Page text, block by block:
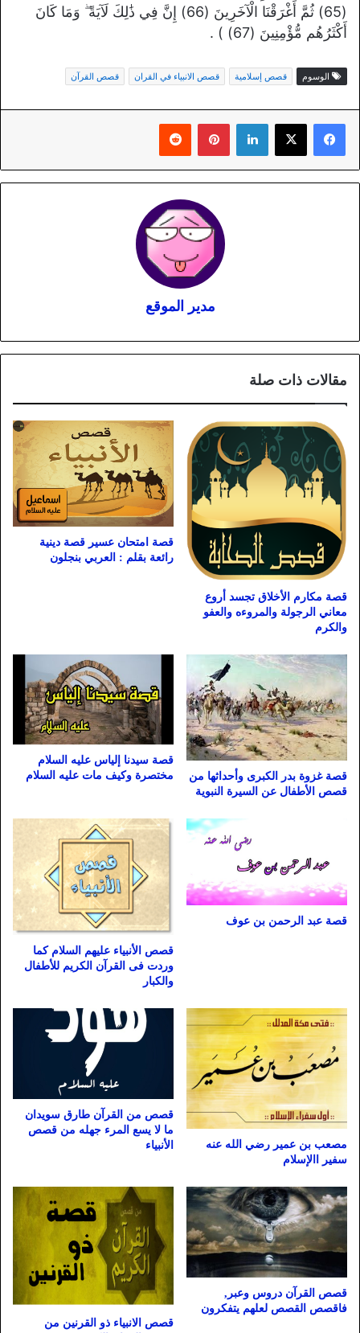
(65) ثُمَّ أَغْرَقْنَا الْآخَرِينَ (66) إِنَّ فِي ذَٰلِكَ لَآيَةً ۖ وَمَا كَانَ
أَكْثَرُهُم مُّؤْمِنِينَ (67) ) .
الوسوم قصص إسلامية قصص الانبياء في القران قصص القرآن
لينكدإن بينتيريست
مدير الموقع
مقالات ذات صلة
قصة مكارم الأخلاق تجسد أروع
معاني الرجولة والمروءه والعفو
والكرم
قصة امتحان عسير قصة دينية
رائعة بقلم : العربي بنجلون
قصة غزوة بدر الكبرى وأحداثها من
قصص الأطفال عن السيرة النبوية
قصة سيدنا إلياس عليه السلام
مختصرة وكيف مات عليه السلام
قصة عبد الرحمن بن عوف
قصص الأنبياء عليهم السلام كما
وردت فى القرآن الكريم للأطفال
والكبار
مصعب بن عمير رضي الله عنه
سفير االإسلام
قصص من القرآن طارق سويدان
ما لا يسع المرء جهله من قصص
الأنبياء
قصص القرآن دروس وعبر,
فاقصص القصص لعلهم يتفكرون
قصص الانبياء ذو القرنين من